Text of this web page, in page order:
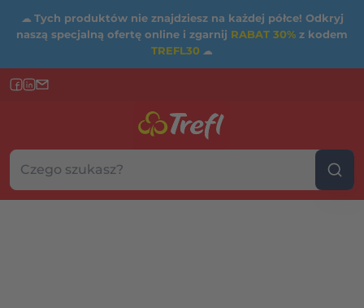
☁ Tych produktów nie znajdziesz na każdej półce! Odkryj
naszą specjalną ofertę online i zgarnij RABAT 30% z kodem
TREFL30 ☁
Szukaj w sklepie...
Wybierz kategorię